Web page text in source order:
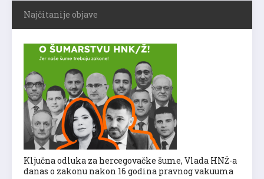
Najčitanije objave
Ključna odluka za hercegovačke šume, Vlada HNŽ-a
danas o zakonu nakon 16 godina pravnog vakuuma